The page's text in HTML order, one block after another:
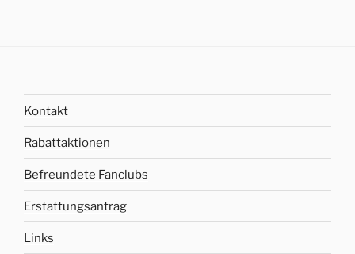
Kontakt
Rabattaktionen
Befreundete Fanclubs
Erstattungsantrag
Links